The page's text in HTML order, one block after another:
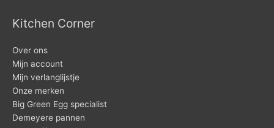
Kitchen Corner
Over ons
Mijn account
Mijn verlanglijstje
Onze merken
Big Green Egg specialist
Demeyere pannen